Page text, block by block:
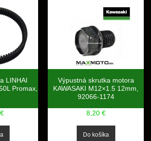
LINHAI
Promax,
Výpustná skrutka motora
KAWASAKI M12×1.5 12mm,
92066-1174
8,20 €